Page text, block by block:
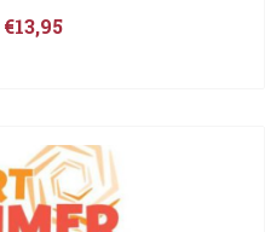
€13,95